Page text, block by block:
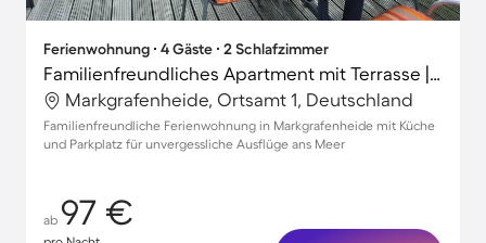
Ferienwohnung ∙ 4 Gäste ∙ 2 Schlafzimmer
Familienfreundliches Apartment mit Terrasse | Nah am Strand
Markgrafenheide, Ortsamt 1, Deutschland
Familienfreundliche Ferienwohnung in Markgrafenheide mit Küche
und Parkplatz für unvergessliche Ausflüge ans Meer
ab 97 €